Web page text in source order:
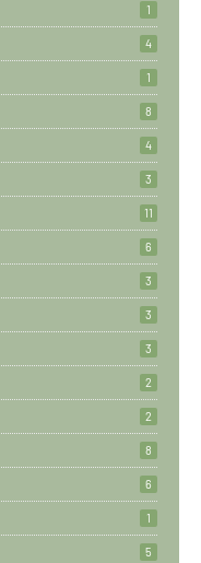
1
4
1
8
4
3
11
6
3
3
3
2
2
8
6
1
5